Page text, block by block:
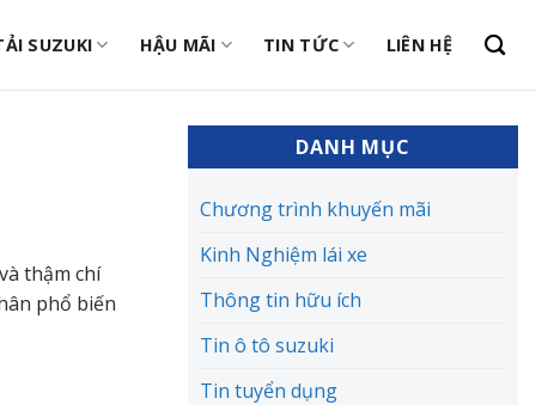
SUZUKI HẬU MÃI TIN TỨC LIÊN HỆ
thậm chí
phổ biến
DANH MỤC
Chương trình khuyến mãi
Kinh Nghiệm lái xe
Thông tin hữu ích
Tin ô tô suzuki
Tin tuyển dụng